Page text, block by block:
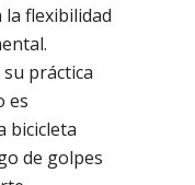
flexibilidad
su práctica
es
bicicleta
de golpes